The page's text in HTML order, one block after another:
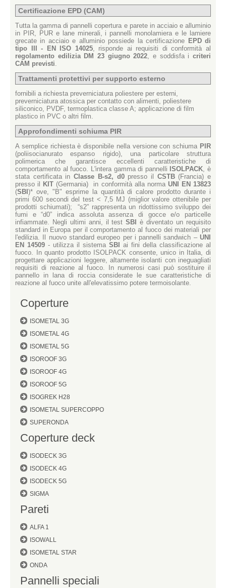
Certificazione EPD (CAM)
Tutta la gamma di pannelli copertura e parete in acciaio e alluminio
in PIR, PUR e lane minerali, i pannelli monolamiera e le lamiere
grecate in acciaio e alluminio possiede la certificazione EPD di
tipo III - EN ISO 14025, risponde ai requisiti di conformità al
regolamento edilizia DM 23 giugno 2022 , e soddisfa icriteri
CAM previsti
Trattamenti protettivi per supporto esterno
fornibili a richiesta preverniciatura poliestere per esterni,
preverniciatura atossica per contatto con alimenti, poliestere
siliconico, PVDF, termoplastica classe A; applicazione di film
plastico in PVC o altri film.
Approfondimenti schiuma PIR
A semplice richiesta è disponibile nella versione con schiuma PIR
(poliisocianurato espanso rigido), una particolare struttura
polimerica che garantisce eccellenti caratteristiche di
comportamento al fuoco. L'intera gamma di pannelli ISOLPACK , è
stata certificata inClasse B-s2, d0presso il CSTB(Francia) e
presso il
KIT (Germania) in conformità alla norma UNI EN 13823
(SBI )* ove, "B" esprime la quantità di calore prodotto durante i
primi 600 secondi del test < 7,5 MJ (miglior valore ottenibile per
prodotti schiumati); “s2” rappresenta un ridottissimo sviluppo dei
fumi e “d0” indica assoluta assenza di gocce e/o particelle
infiammate. Negli ultimi anni, il testSBI
è diventato un requisito
standard in Europa per il comportamento al fuoco dei materiali per
l'edilizia. Il nuovo standard europeo per i pannelli sandwich – UNI
EN 14509 - utilizza il sistema SBI
ai fini della classificazione al
fuoco. In quanto prodotto ISOLPACK consente, unico in Italia, di
progettare applicazioni leggere, altamente isolanti con ineguagliati
requisiti di reazione al fuoco. In numerosi casi può sostituire il
pannello in lana di roccia considerate le sue caratteristiche di
reazione al fuoco unite all'elevatissimo potere termoisolante.
Coperture
ISOMETAL 3G
ISOMETAL 4G
ISOMETAL 5G
ISOROOF 3G
ISOROOF 4G
ISOROOF 5G
ISOGREK H28
ISOMETAL SUPERCOPPO
SUPERONDA
Coperture deck
ISODECK 3G
ISODECK 4G
ISODECK 5G
SIGMA
Pareti
ALFA 1
ISOWALL
ISOMETAL STAR
ONDA
Pannelli speciali